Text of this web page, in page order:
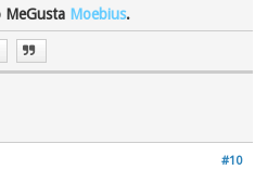
MeGusta Moebius.
#10